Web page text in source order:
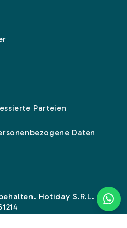
Parteien
Daten
Hotiday S.R.L. -